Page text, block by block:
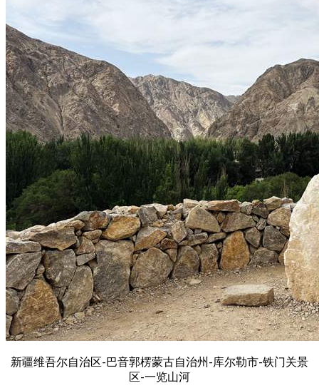
新疆维吾尔自治区-巴音郭楞蒙古自治州-库尔勒市-铁门关景
区-一览山河